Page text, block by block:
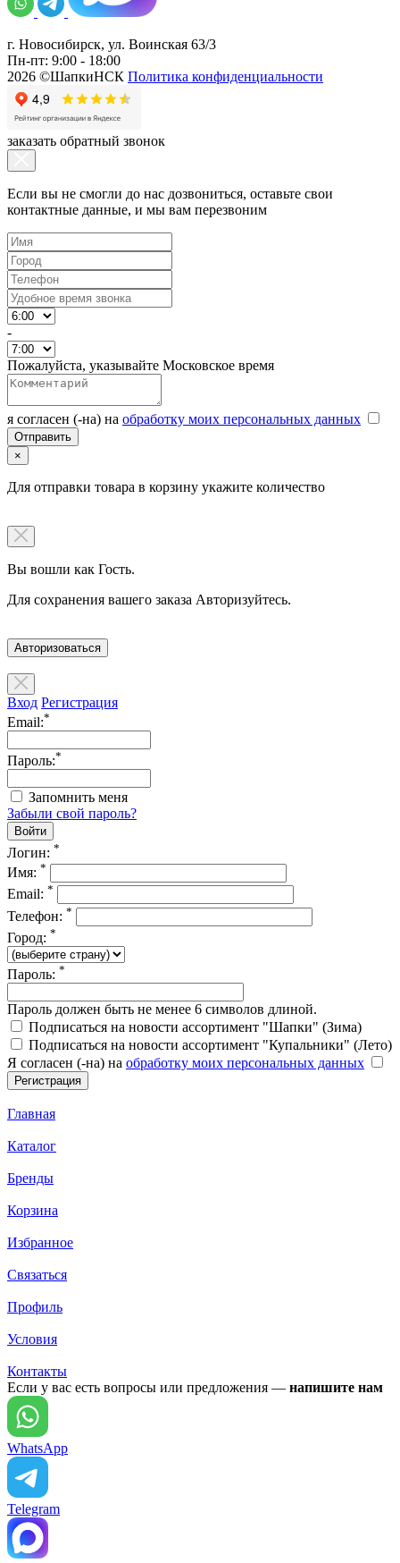
г. Новосибирск, ул. Воинская 63/3
Пн-пт: 9:00 - 18:00
2026 ©ШапкиНСК Политика конфиденциальности
заказать обратный звонок
Если вы не смогли до нас дозвониться, оставьте свои
контактные данные, и мы вам перезвоним
-
Пожалуйста, указывайте Московское время
я согласен (-на) на обработку моих персональных данных
×
Для отправки товара в корзину укажите количество
Вы вошли как Гость.
Для сохранения вашего заказа Авторизуйтесь.
Авторизоваться
Вход Регистрация
Email:*
Пароль:*
Запомнить меня
Забыли свой пароль?
Логин: *
Имя: *
Email: *
Телефон: *
Город: *
Пароль: *
Пароль должен быть не менее 6 символов длиной.
Подписаться на новости ассортимент "Шапки" (Зима)
Подписаться на новости ассортимент "Купальники" (Лето)
Я согласен (-на) на обработку моих персональных данных
Главная
Каталог
Бренды
Корзина
Избранное
Связаться
Профиль
Условия
Контакты
Если у вас есть вопросы или предложения — напишите нам
WhatsApp
Telegram